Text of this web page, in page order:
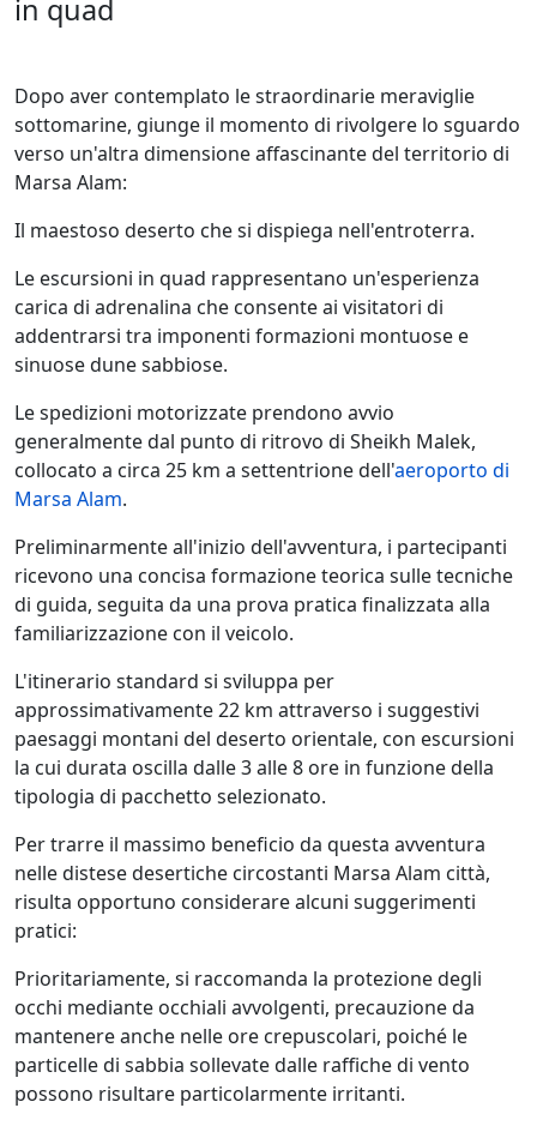
in quad
Dopo aver contemplato le straordinarie meraviglie
sottomarine, giunge il momento di rivolgere lo sguardo
verso un'altra dimensione affascinante del territorio di
Marsa Alam:
Il maestoso deserto che si dispiega nell'entroterra.
Le escursioni in quad rappresentano un'esperienza
carica di adrenalina che consente ai visitatori di
addentrarsi tra imponenti formazioni montuose e
sinuose dune sabbiose.
Le spedizioni motorizzate prendono avvio
generalmente dal punto di ritrovo di Sheikh Malek,
collocato a circa 25 km a settentrione dell'aeroporto di
Marsa Alam.
Preliminarmente all'inizio dell'avventura, i partecipanti
ricevono una concisa formazione teorica sulle tecniche
di guida, seguita da una prova pratica finalizzata alla
familiarizzazione con il veicolo.
L'itinerario standard si sviluppa per
approssimativamente 22 km attraverso i suggestivi
paesaggi montani del deserto orientale, con escursioni
la cui durata oscilla dalle 3 alle 8 ore in funzione della
tipologia di pacchetto selezionato.
Per trarre il massimo beneficio da questa avventura
nelle distese desertiche circostanti Marsa Alam città,
risulta opportuno considerare alcuni suggerimenti
pratici:
Prioritariamente, si raccomanda la protezione degli
occhi mediante occhiali avvolgenti, precauzione da
mantenere anche nelle ore crepuscolari, poiché le
particelle di sabbia sollevate dalle raffiche di vento
possono risultare particolarmente irritanti.